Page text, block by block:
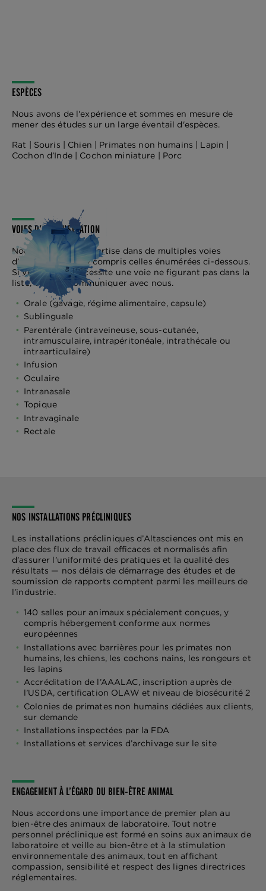
ESPÈCES
Nous avons de l'expérience et sommes en mesure de
mener des études sur un large éventail d'espèces.
Rat | Souris | Chien | Primates non humains | Lapin |
Cochon d’Inde | Cochon miniature | Porc
VOIES D’ADMINISTRATION
Nous avons une expertise dans de multiples voies
d’administration, y compris celles énumérées ci-dessous.
Si votre étude nécessite une voie ne figurant pas dans la
liste, veuillez communiquer avec nous.
Orale (gavage, régime alimentaire, capsule)
Sublinguale
Parentérale (intraveineuse, sous-cutanée,
intramusculaire, intrapéritonéale, intrathécale ou
intraarticulaire)
Infusion
Oculaire
Intranasale
Topique
Intravaginale
Rectale
NOS INSTALLATIONS PRÉCLINIQUES
Les installations précliniques d’Altasciences ont mis en
place des flux de travail efficaces et normalisés afin
d’assurer l’uniformité des pratiques et la qualité des
résultats — nos délais de démarrage des études et de
soumission de rapports comptent parmi les meilleurs de
l’industrie.
140 salles pour animaux spécialement conçues, y
compris hébergement conforme aux normes
européennes
Installations avec barrières pour les primates non
humains, les chiens, les cochons nains, les rongeurs et
les lapins
Accréditation de l’AAALAC, inscription auprès de
l’USDA, certification OLAW et niveau de biosécurité 2
Colonies de primates non humains dédiées aux clients,
sur demande
Installations inspectées par la FDA
Installations et services d’archivage sur le site
ENGAGEMENT À L’ÉGARD DU BIEN-ÊTRE ANIMAL
Nous accordons une importance de premier plan au
bien-être des animaux de laboratoire. Tout notre
personnel préclinique est formé en soins aux animaux de
laboratoire et veille au bien-être et à la stimulation
environnementale des animaux, tout en affichant
compassion, sensibilité et respect des lignes directrices
réglementaires.